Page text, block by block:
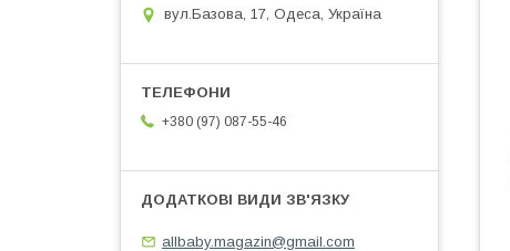
вул.Базова, 17, Одеса, Україна
+380 (97) 087-55-46
allbaby.magazin@gmail.com